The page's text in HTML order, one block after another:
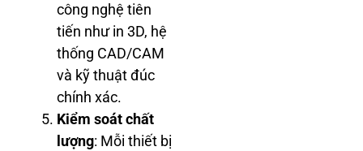
công nghệ tiên
tiến như in 3D, hệ
thống CAD/CAM
và kỹ thuật đúc
chính xác.
Kiểm soát chất
lượng: Mỗi thiết bị